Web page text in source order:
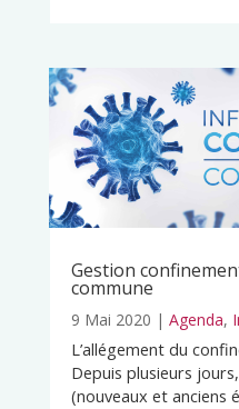
Gestion
commune
9 Mai 2020 | Agenda,
L’allégement du
Depuis plusieurs
(nouveaux et anciens